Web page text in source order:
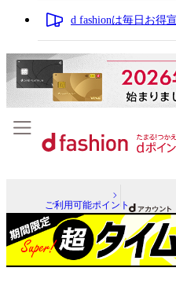
d fashionは毎日お得
ご利用可能ポイント